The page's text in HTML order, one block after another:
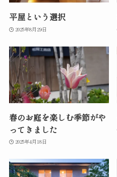
平屋という選択
2025年8月29日
春のお庭を楽しむ季節がや
ってきました
2025年4月18日